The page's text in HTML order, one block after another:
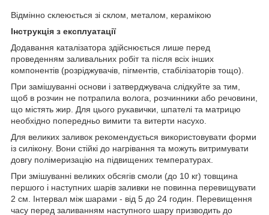
Відмінно склеюється зі склом, металом, керамікою
Інструкція з експлуатації
Додавання каталізатора здійснюється лише перед
проведенням заливальних робіт та після всіх інших
компонентів (розріджувачів, пігментів, стабілізаторів тощо).
При замішуванні основи і затверджувача слідкуйте за тим,
щоб в розчин не потрапила волога, розчинники або речовини,
що містять жир. Для цього рукавички, шпателі та матрицю
необхідно попередньо вимити та витерти насухо.
Для великих заливок рекомендується використовувати форми
із силікону. Вони стійкі до нагрівання та можуть витримувати
довгу полімеризацію на підвищених температурах.
При змішуванні великих обсягів смоли (до 10 кг) товщина
першого і наступних шарів заливки не повинна перевищувати
2 см. Інтервал між шарами - від 5 до 24 годин. Перевищення
часу перед заливанням наступного шару призводить до